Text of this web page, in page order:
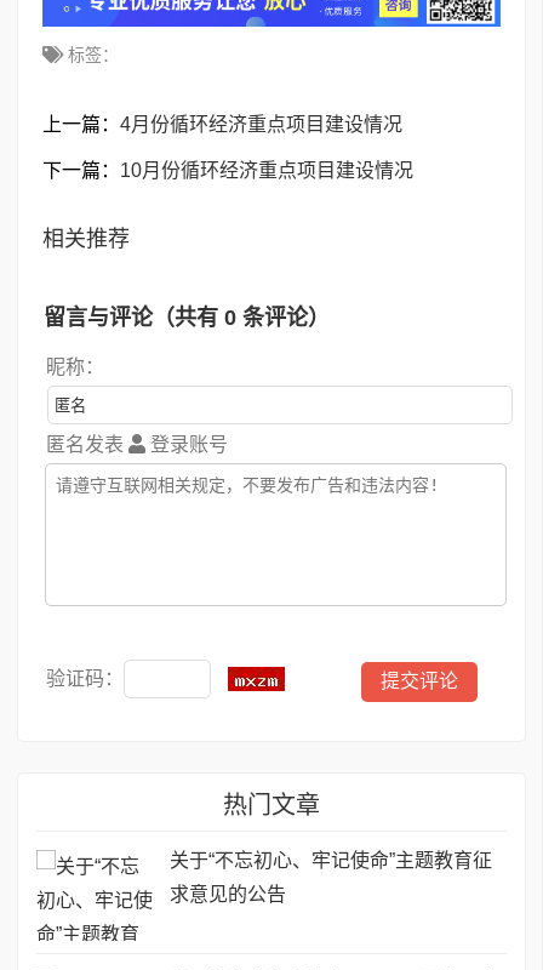
标签：
上一篇： 4月份循环经济重点项目建设情况
下一篇： 10月份循环经济重点项目建设情况
相关推荐
留言与评论（共有 0 条评论）
昵称：
匿名发表 登录账号
验证码：
热门文章
关于“不忘初心、牢记使命”主题教育征
求意见的公告